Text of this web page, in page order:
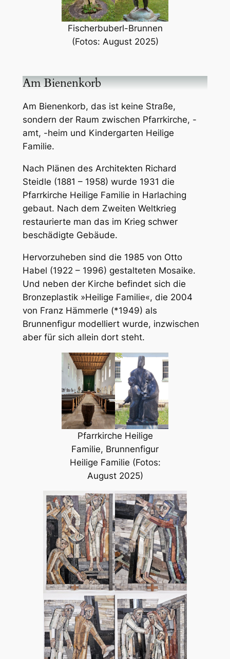
Fischerbuberl-Brunnen
(Fotos: August 2025)
Am Bienenkorb
Am Bienenkorb, das ist keine Straße,
sondern der Raum zwischen Pfarrkirche, -
amt, -heim und Kindergarten Heilige
Familie.
Nach Plänen des Architekten Richard
Steidle (1881 – 1958) wurde 1931 die
Pfarrkirche Heilige Familie in Harlaching
gebaut. Nach dem Zweiten Weltkrieg
restaurierte man das im Krieg schwer
beschädigte Gebäude.
Hervorzuheben sind die 1985 von Otto
Habel (1922 – 1996) gestalteten Mosaike.
Und neben der Kirche befindet sich die
Bronzeplastik »Heilige Familie«, die 2004
von Franz Hämmerle (*1949) als
Brunnenfigur modelliert wurde, inzwischen
aber für sich allein dort steht.
Pfarrkirche Heilige
Familie, Brunnenfigur
Heilige Familie (Fotos:
August 2025)